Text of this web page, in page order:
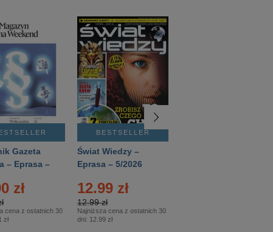
Gazeta
– Eprasa –
zł
cena z ostatnich 30
zł
BESTSELLER
Świat Wiedzy –
Eprasa – 5/2026
12.99 zł
12.99 zł
Najniższa cena z ostatnich 30
dni: 12.99 zł